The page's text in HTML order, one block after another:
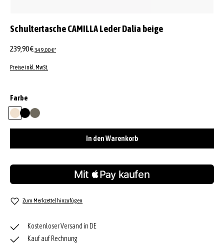
Schultertasche CAMILLA Leder Dalia beige
239,90 €349,00 €*
Preise inkl. MwSt.
Farbe
beigeblack/gold
tope
In den Warenkorb
Zum Merkzettel hinzufügen
Kostenloser Versand in DE
Kauf auf Rechnung